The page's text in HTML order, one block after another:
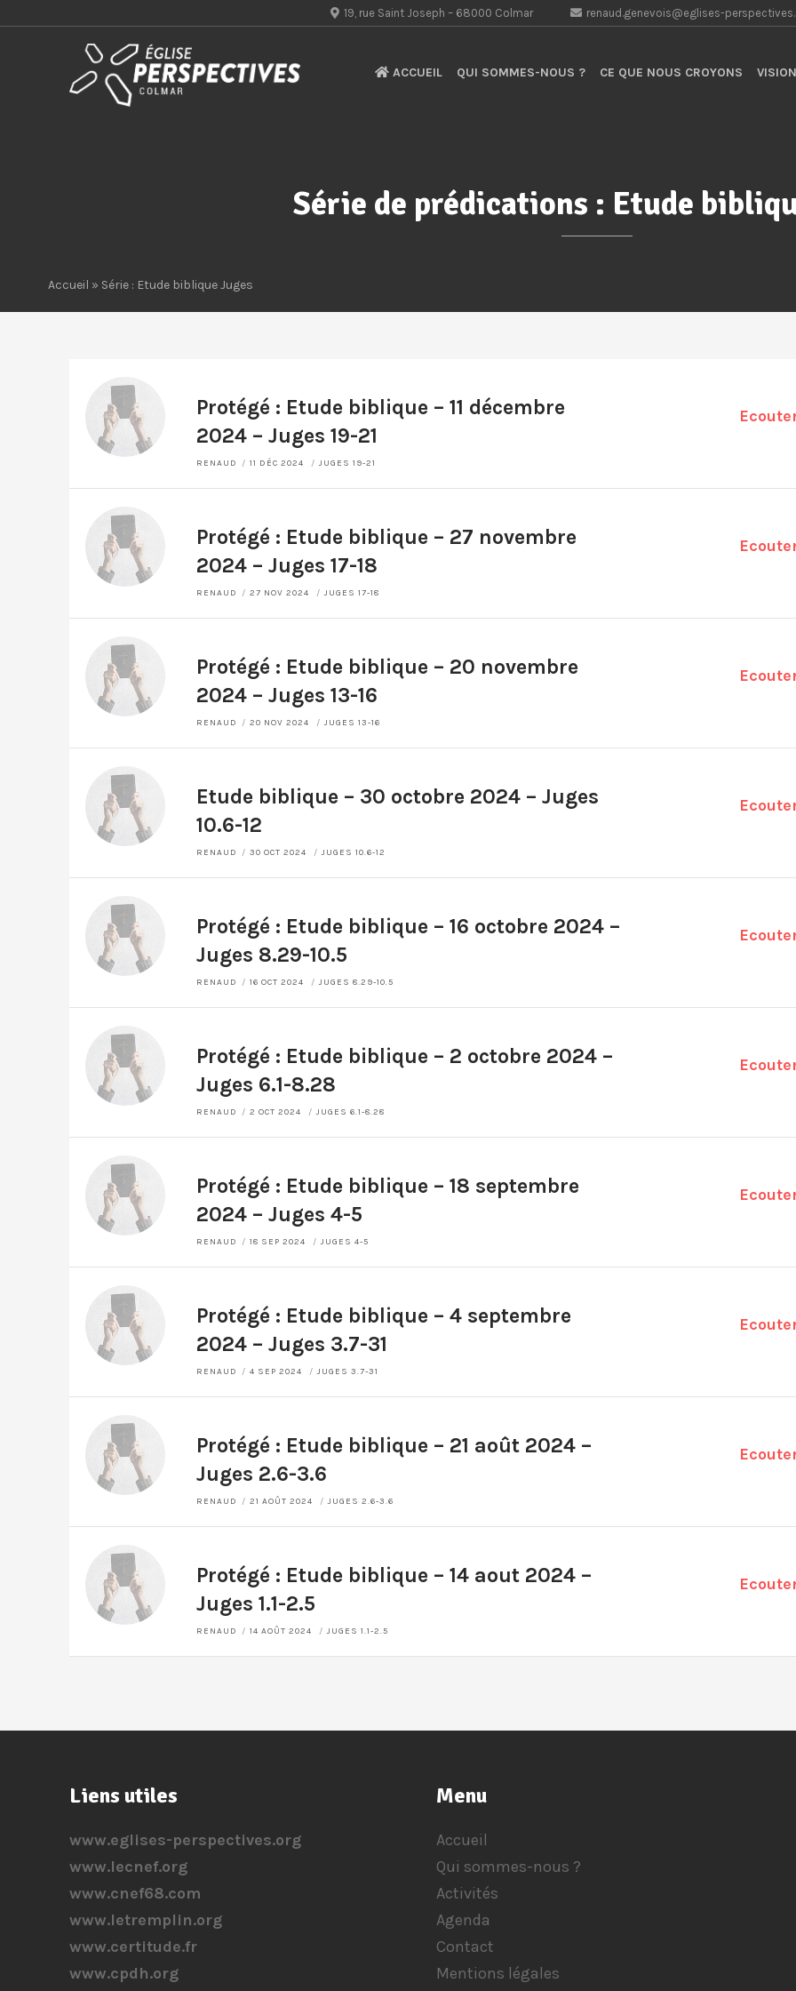
19, rue Saint Joseph – 68000 Colmar renaud.genevois@eglises-
ACCUEIL QUI SOMMES-NOUS ? CE QUE NOUS CROYONS
Série de prédications : Etude
Accueil » Série : Etude biblique Juges
Protégé : Etude biblique – 11 décembre
2024 – Juges 19-21
RENAUD 11 DÉC 2024 JUGES 19-21
Protégé : Etude biblique – 27 novembre
2024 – Juges 17-18
RENAUD 27 NOV 2024 JUGES 17-18
Protégé : Etude biblique – 20 novembre
2024 – Juges 13-16
RENAUD 20 NOV 2024 JUGES 13-16
Etude biblique – 30 octobre 2024 – Juges
10.6-12
RENAUD 30 OCT 2024 JUGES 10.6-12
Protégé : Etude biblique – 16 octobre 2024 –
Juges 8.29-10.5
RENAUD 16 OCT 2024 JUGES 8.29-10.5
Protégé : Etude biblique – 2 octobre 2024 –
Juges 6.1-8.28
RENAUD 2 OCT 2024 JUGES 6.1-8.28
Protégé : Etude biblique – 18 septembre
2024 – Juges 4-5
RENAUD 18 SEP 2024 JUGES 4-5
Protégé : Etude biblique – 4 septembre
2024 – Juges 3.7-31
RENAUD 4 SEP 2024 JUGES 3.7-31
Protégé : Etude biblique – 21 août 2024 –
Juges 2.6-3.6
RENAUD 21 AOÛT 2024 JUGES 2.6-3.6
Protégé : Etude biblique – 14 aout 2024 –
Juges 1.1-2.5
RENAUD 14 AOÛT 2024 JUGES 1.1-2.5
Liens utiles
www.eglises-perspectives.org
www.lecnef.org
www.cnef68.com
www.letremplin.org
www.certitude.fr
www.cpdh.org
Menu
Accueil
Qui sommes-nous ?
Activités
Agenda
Contact
Mentions légales